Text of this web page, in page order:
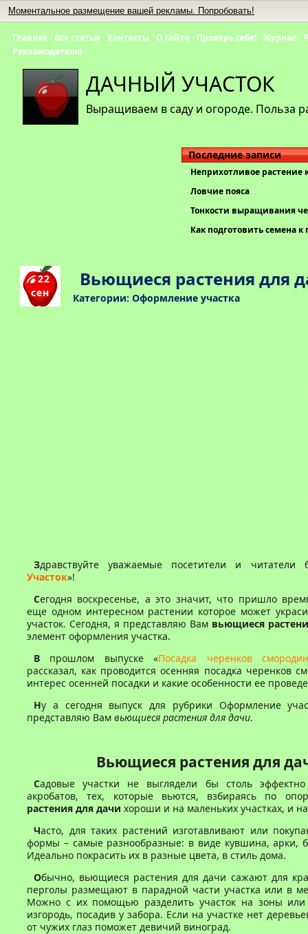
ДАЧНЫЙ УЧАСТОК
Выращиваем в саду и огороде. Польза
Главная Все статьи Контакты О сайте Проверь себя! Журнал
Рекламодателю
Последние записи
Неприхотливое растение
Ловчие пояса
Тонкости выращивания
Как подготовить семена к
22
сен
Вьющиеся растения для
Категории: Оформление участка
Здравствуйте уважаемые посетители и читатели
Участок»!
Сегодня воскресенье, а это значит, что пришло
еще одном интересном растении которое может
участок. Сегодня, я представляю Вам вьющиеся
элемент оформления участка.
В прошлом выпуске «Посадка черенков
рассказал, как проводится осенняя посадка черенков
интерес осенней посадки и какие особенности ее
Ну а сегодня выпуск для рубрики Оформление
представляю Вам вьющиеся растения для дачи.
Вьющиеся растения для
Садовые участки не выглядели бы столь
акробатов, тех, которые вьются, взбираясь по
растения для дачи хороши и на маленьких участках, и
Часто, для таких растений изготавливают или
формы – самые разнообразные: в виде кувшина, арки,
Идеально покрасить их в разные цвета, в стиль дома.
Обычно, вьющиеся растения для дачи сажают для
перголы размещают в парадной части участка или в
Можно с их помощью разделить участок на зоны или
изгородь, посадив у забора. Если на участке нет
от чужих глаз поможет девичий виноград.
Моментальное размещение вашей рекламы. Попробовать!